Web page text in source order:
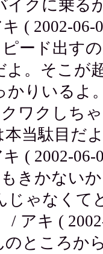
イクに乗る
( 2002-06-
ード出すの
よ。そこが
りいるよ
クしちゃ
本当駄目だ
( 2002-06-
きかない
じゃなくて
/ アキ (
ところか